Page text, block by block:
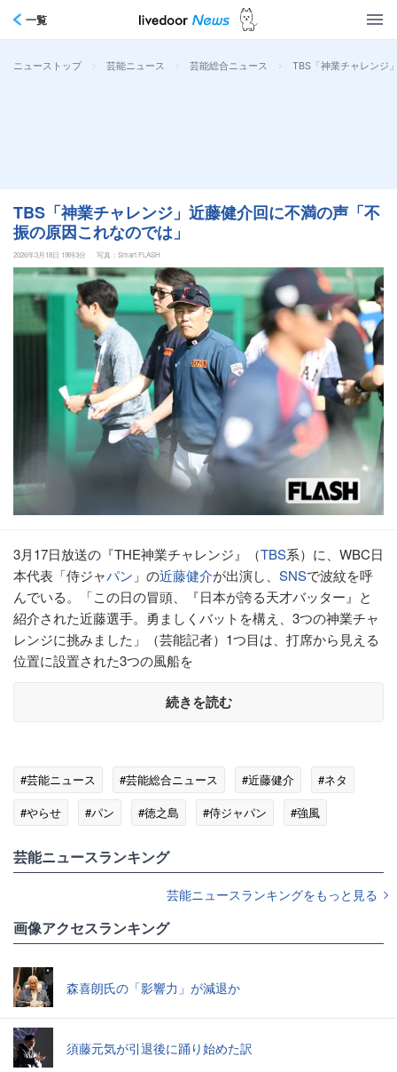
一覧
ニューストップ > 芸能ニュース > 芸能総合ニュース > TBS「神業チャレンジ
TBS「神業チャレンジ」近藤健介回に不満の声「不
振の原因これなのでは」
2026年3月18日 19時3分 写真：Smart FLASH
3月17日放送の『THE神業チャレンジ』（TBS系）に、WBC日
本代表「侍ジャパン 」の近藤健介が出演し、 SNSで波紋を呼
んでいる。「この日の冒頭、『日本が誇る天才バッター』と
紹介された近藤選手。勇ましくバットを構え、3つの神業チャ
レンジに挑みました」（芸能記者）1つ目は、打席から見える
位置に設置された3つの風船を
続きを読む
#芸能ニュース #芸能総合ニュース #近藤健介
#ネタ
#やらせ
#パン #徳之島 #侍ジャパン
#強風
芸能ニュースランキング
芸能ニュースランキングをもっと見る
画像アクセスランキング
森喜朗氏の「影響力」が減退か
須藤元気が引退後に踊り始めた訳